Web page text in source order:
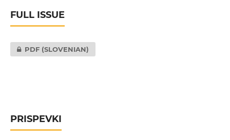
FULL ISSUE
PDF (SLOVENIAN)
PRISPEVKI